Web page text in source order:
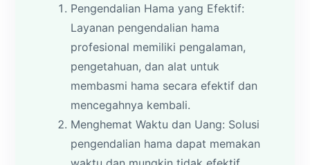
Pengendalian Hama yang Efektif:
Layanan pengendalian hama
profesional memiliki pengalaman,
pengetahuan, dan alat untuk
membasmi hama secara efektif dan
mencegahnya kembali.
Menghemat Waktu dan Uang: Solusi
pengendalian hama dapat memakan